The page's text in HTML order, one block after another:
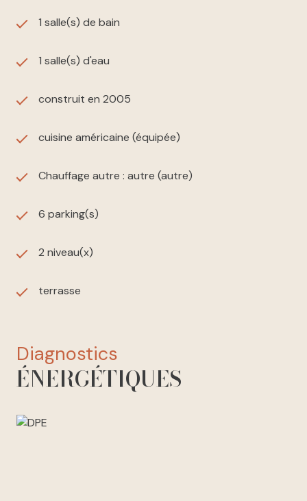
visite et découvrir cette maison de rêve à Arles. L'
1 salle(s) de bain
1 salle(s) d'eau
construit en 2005
cuisine américaine (équipée)
Chauffage autre : autre (autre)
6 parking(s)
2 niveau(x)
terrasse
diagnostics
ÉNERGÉTIQUES